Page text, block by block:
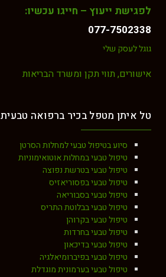
לפגישת ייעוץ – חייגו עכשיו:
077-7502338
גוגל לעסק שלי
אישורים, תווי תקן ומשרד הבריאות
טל איתן מטפל בכיר ברפואה טבעית
סיוע בטיפול טבעי למחלות הסרטן
טיפול טבעי במחלות אוטואימוניות
טיפול טבעי בטרשת נפוצה
טיפול טבעי בפסוריאזיס
טיפול טבעי בסבוריאה
טיפול טבעי בבלוטת התריס
טיפול טבעי בקרוהן
טיפול טבעי בחרדות
טיפול טבעי בדיכאון
טיפול טבעי בפיברומיאלגיה
טיפול טבעי בערמונית מוגדלת